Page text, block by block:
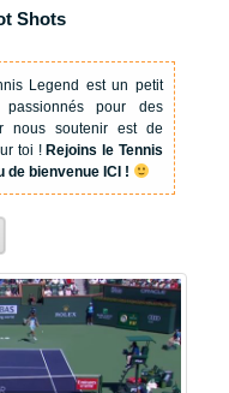
Shots
Legend est un petit
pour des
nous soutenir est de
toi !Rejoins le Tennis
de bienvenue ICI !